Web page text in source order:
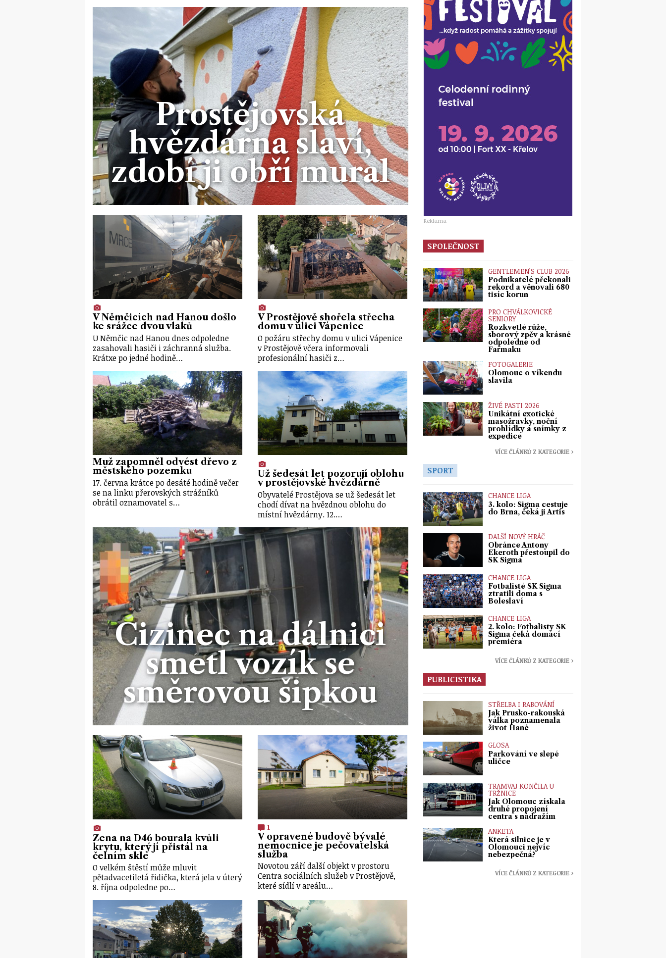
Prostějovská
hvězdárna slaví,
zdobí ji obří mural
V Němčicích nad Hanou došlo
ke srážce dvou vlaků
U Němčic nad Hanou dnes odpoledne
zasahovali hasiči i záchranná služba.
Krátxe po jedné hodině…
V Prostějově shořela střecha
domu v ulici Vápenice
O požáru střechy domu v ulici Vápenice
v Prostějově včera informovali
profesionální hasiči z…
Muž zapomněl odvést dřevo z
městského pozemku
17. června krátce po desáté hodině večer
se na linku přerovských strážníků
obrátil oznamovatel s…
Už šedesát let pozorují oblohu
v prostějovské hvězdárně
Obyvatelé Prostějova se už šedesát let
chodí dívat na hvězdnou oblohu do
místní hvězdárny. 12.…
Cizinec na dálnici
smetl vozík se
směrovou šipkou
Žena na D46 bourala kvůli
krytu, který jí přistál na
čelním skle
O velkém štěstí může mluvit
pětadvacetiletá řidička, která jela v úterý
8. října odpoledne po…
1
V opravené budově bývalé
nemocnice je pečovatelská
služba
Novotou září další objekt v prostoru
Centra sociálních služeb v Prostějově,
které sídlí v areálu…
Reklama
SPOLEČNOST
GENTLEMEN’S CLUB 2026
Podnikatelé překonali
rekord a věnovali 680
tisíc korun
PRO CHVÁLKOVICKÉ
SENIORY
Rozkvetlé růže,
sborový zpěv a krásné
odpoledne od
Farmaku
FOTOGALERIE
Olomouc o víkendu
slavila
ŽIVÉ PASTI 2026
Unikátní exotické
masožravky, noční
prohlídky a snímky z
expedice
VÍCE ČLÁNKŮ Z KATEGORIE ›
SPORT
CHANCE LIGA
3. kolo: Sigma cestuje
do Brna, čeká ji Artis
DALŠÍ NOVÝ HRÁČ
Obránce Antony
Ekeroth přestoupil do
SK Sigma
CHANCE LIGA
Fotbalisté SK Sigma
ztratili doma s
Boleslaví
CHANCE LIGA
2. kolo: Fotbalisty SK
Sigma čeká domácí
premiéra
VÍCE ČLÁNKŮ Z KATEGORIE ›
PUBLICISTIKA
STŘELBA I RABOVÁNÍ
Jak Prusko-rakouská
válka poznamenala
život Hané
GLOSA
Parkování ve slepé
uličce
TRAMVAJ KONČILA U
TRŽNICE
Jak Olomouc získala
druhé propojení
centra s nádražím
ANKETA
Která silnice je v
Olomouci nejvíc
nebezpečná?
VÍCE ČLÁNKŮ Z KATEGORIE ›